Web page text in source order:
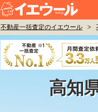
不動産一括査定のイエウール >
高知